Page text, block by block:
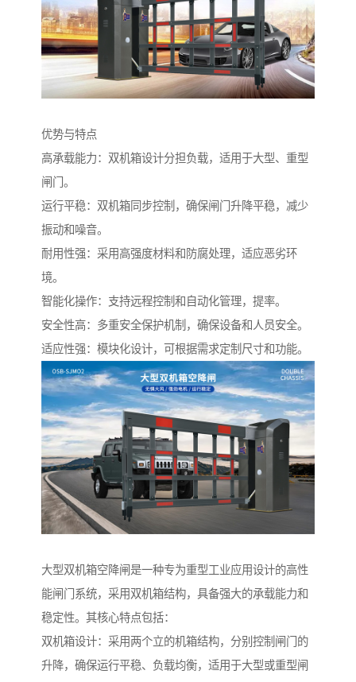
优势与特点
高承载能力：双机箱设计分担负载，适用于大型、重型
闸门。
运行平稳：双机箱同步控制，确保闸门升降平稳，减少
振动和噪音。
耐用性强：采用高强度材料和防腐处理，适应恶劣环
境。
智能化操作：支持远程控制和自动化管理，提率。
安全性高：多重安全保护机制，确保设备和人员安全。
适应性强：模块化设计，可根据需求定制尺寸和功能。
大型双机箱空降闸是一种专为重型工业应用设计的高性
能闸门系统，采用双机箱结构，具备强大的承载能力和
稳定性。其核心特点包括：
双机箱设计：采用两个立的机箱结构，分别控制闸门的
升降，确保运行平稳、负载均衡，适用于大型或重型闸